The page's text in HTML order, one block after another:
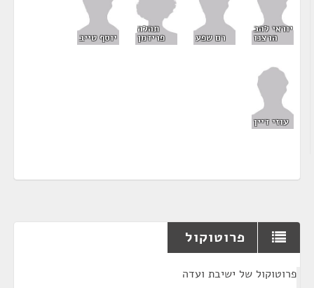
יוראי להב
הרצנו רם שפע
תהלה
פרידמן יוסף טייב
עוזי דיין
פרוטוקול
פרוטוקול של ישיבת ועדה